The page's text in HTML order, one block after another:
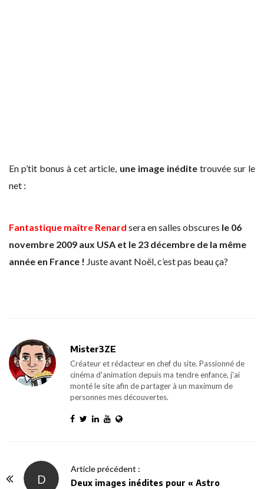
En p’tit bonus à cet article, une image inédite trouvée sur le
net :
Fantastique maître Renard sera en salles obscures le 06
novembre 2009 aux USA et le 23 décembre de la même
année en France ! Juste avant Noël, c’est pas beau ça?
Mister3ZE
Créateur et rédacteur en chef du site. Passionné de
cinéma d'animation depuis ma tendre enfance, j'ai
monté le site afin de partager à un maximum de
personnes mes découvertes.
D
Article précédent :
Deux images inédites pour « Astro